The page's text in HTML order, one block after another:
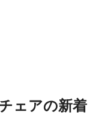
ェアの新着